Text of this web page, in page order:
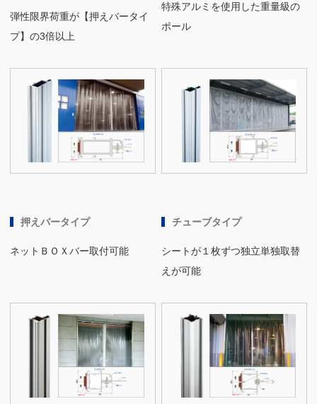
弾性限界荷重が【押えバータイ
プ】の3倍以上
特殊アルミを使用した重量級の
ポール
押えバータイプ
ネットＢＯＸバー取付可能
チューブタイプ
シートが１枚ずつ独立単独取替
えが可能